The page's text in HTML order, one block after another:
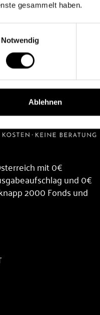
gesammelt haben.
Notwendig
Ablehnen
Konditionen
mit 0€
und 0€
2000 Fonds und